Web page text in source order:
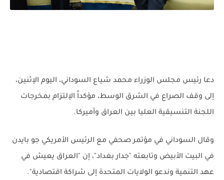
دعا رئيس مجلس الوزراء محمد شياع السوداني، اليوم الإثنين،
إلى وقف الصراع في الشرق الوسط، مؤكداً الإلتزام بمخرجات
اللجنة التنسيقية العليا بين العراق وأميركا.
وقال السوداني في مؤتمر صحفي مع الرئيس الأمريكي جو بايدن
في البيت الأبيض وتابعته "جدار بغداد"، إن "العراق يعيش في
عهد التنمية وندعو الولايات المتحدة إلى شراكة اقتصادية".